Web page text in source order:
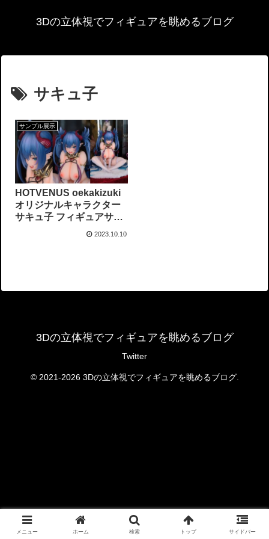
3Dの立体視でフィギュアを眺めるブログ
サキュ子
サンプル展示
HOTVENUS oekakizuki
オリジナルキャラクター
サキュ子 フィギュアサン
2023.10.10
3Dの立体視でフィギュアを眺めるブログ
Twitter
© 2021-2026 3Dの立体視でフィギュアを眺めるブログ.
メニュー ホーム 検索 トップ サイドバー